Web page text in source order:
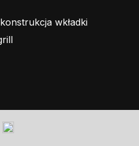
wkładki